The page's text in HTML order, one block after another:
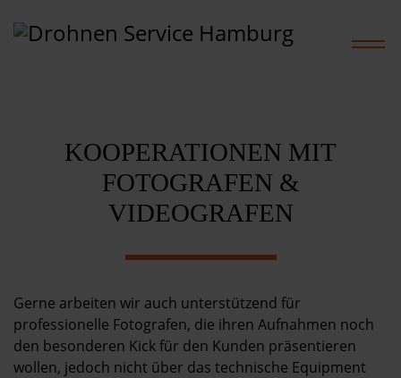
Leistungen
Preise
Shop
KOOPERATIONEN MIT
FOTOGRAFEN &
VIDEOGRAFEN
Gerne arbeiten wir auch unterstützend für
professionelle Fotografen, die ihren Aufnahmen noch
den besonderen Kick für den Kunden präsentieren
wollen, jedoch nicht über das technische Equipment